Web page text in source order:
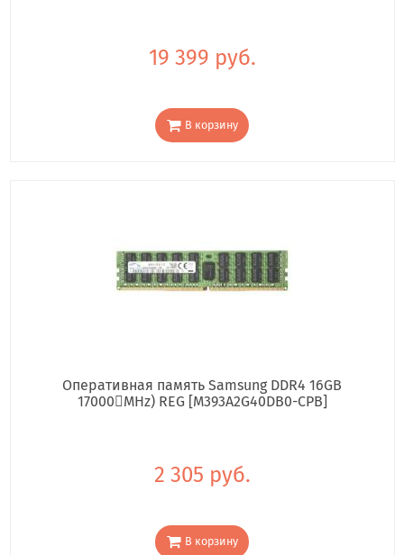
19 399 руб.
В корзину
Оперативная память Samsung DDR4 16GB
17000񢋕MHz) REG [M393A2G40DB0-CPB]
2 305 руб.
В корзину